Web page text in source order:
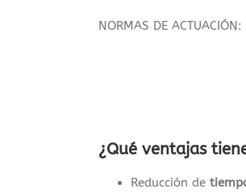
NORMAS DE
¿Qué ventajas
Reducción de